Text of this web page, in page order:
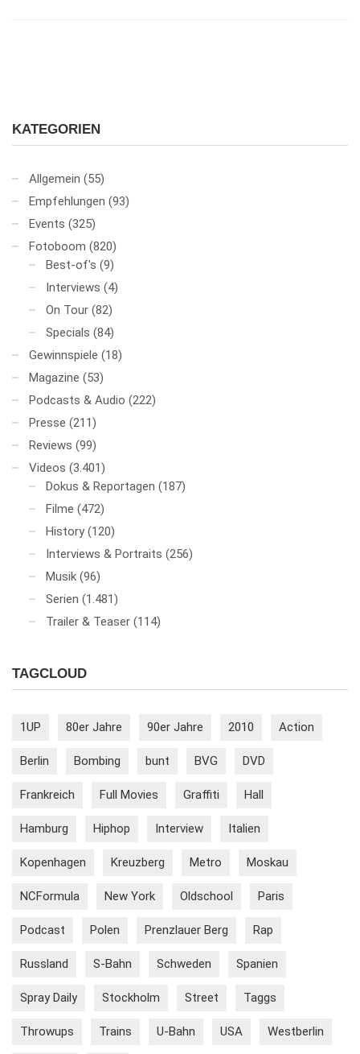
KATEGORIEN
Allgemein (55)
Empfehlungen (93)
Events (325)
Fotoboom (820)
Best-of's (9)
Interviews (4)
On Tour (82)
Specials (84)
Gewinnspiele (18)
Magazine (53)
Podcasts & Audio (222)
Presse (211)
Reviews (99)
Videos (3.401)
Dokus & Reportagen (187)
Filme (472)
History (120)
Interviews & Portraits (256)
Musik (96)
Serien (1.481)
Trailer & Teaser (114)
TAGCLOUD
1UP 80er Jahre 90er Jahre 2010 Action
Berlin Bombing bunt BVG DVD
Frankreich Full Movies Graffiti Hall
Hamburg Hiphop Interview Italien
Kopenhagen Kreuzberg Metro Moskau
NCFormula New York Oldschool Paris
Podcast Polen Prenzlauer Berg Rap
Russland S-Bahn Schweden Spanien
Spray Daily Stockholm Street Taggs
Throwups Trains U-Bahn USA Westberlin